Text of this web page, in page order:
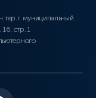
муниципальный
стр. 1